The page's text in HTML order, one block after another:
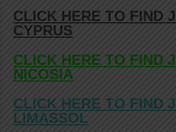
CLICK HERE TO FIND
CYPRUS
CLICK HERE TO FIND
NICOSIA
CLICK HERE TO FIND
LIMASSOL